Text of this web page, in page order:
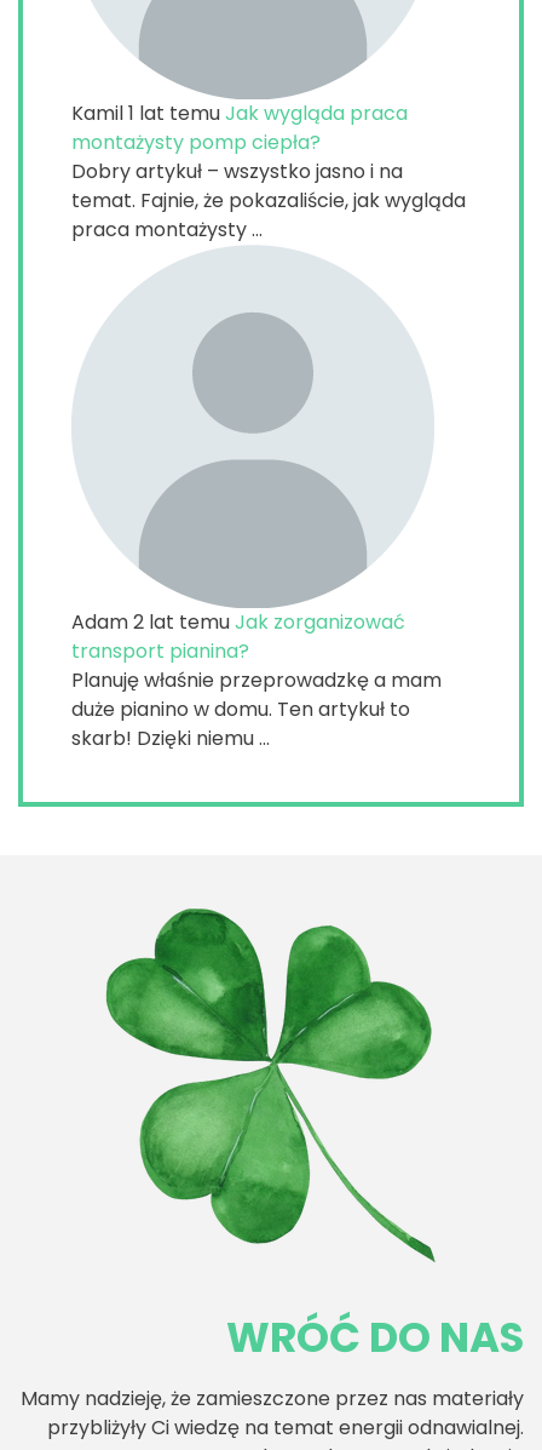
Kamil1 lat temuJak wygląda praca
montażysty pomp ciepła?
Dobry artykuł – wszystko jasno i na
temat. Fajnie, że pokazaliście, jak wygląda
praca montażysty ...
Adam2 lat temuJak zorganizować
transport pianina?
Planuję właśnie przeprowadzkę a mam
duże pianino w domu. Ten artykuł to
skarb! Dzięki niemu ...
WRÓĆ DO NAS
Mamy nadzieję, że zamieszczone przez nas materiały
przybliżyły Ci wiedzę na temat energii odnawialnej.